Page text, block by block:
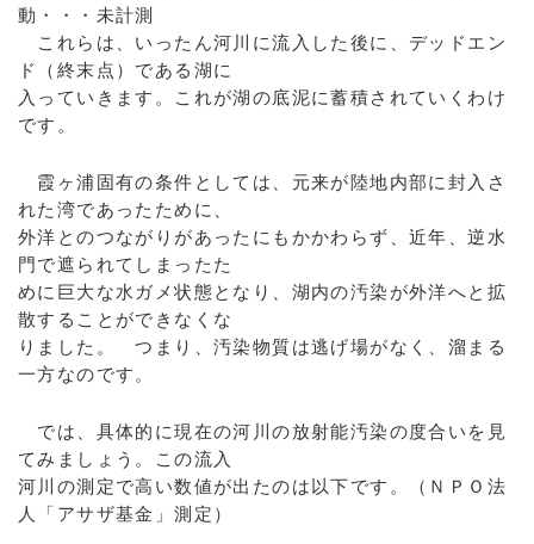
動・・・未計測
これらは、いったん河川に流入した後に、デッドエン
ド（終末点）である湖に
入っていきます。これが湖の底泥に蓄積されていくわけ
です。
霞ヶ浦固有の条件としては、元来が陸地内部に封入さ
れた湾であったために、
外洋とのつながりがあったにもかかわらず、近年、逆水
門で遮られてしまったた
めに巨大な水ガメ状態となり、湖内の汚染が外洋へと拡
散することができなくな
りました。 つまり、汚染物質は逃げ場がなく、溜まる
一方なのです。
では、具体的に現在の河川の放射能汚染の度合いを見
てみましょう。この流入
河川の測定で高い数値が出たのは以下です。（ＮＰＯ法
人「アサザ基金」測定）